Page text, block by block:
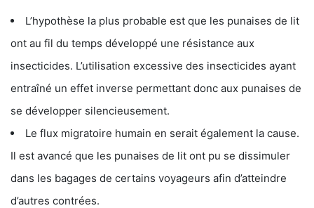
L’hypothèse la plus probable est que les punaises de lit
ont au fil du temps développé une résistance aux
insecticides. L’utilisation excessive des insecticides ayant
entraîné un effet inverse permettant donc aux punaises de
se développer silencieusement.
Le flux migratoire humain en serait également la cause.
Il est avancé que les punaises de lit ont pu se dissimuler
dans les bagages de certains voyageurs afin d’atteindre
d’autres contrées.